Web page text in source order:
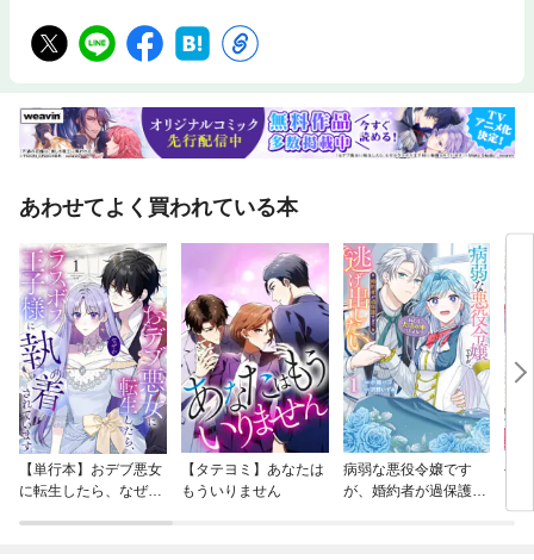
あわせてよく買われている本
【単行本】おデブ悪女
に転生したら、なぜか
【タテヨミ】あなたは
もういりません
病弱な悪役令嬢です
が、婚約者が過保護す
公